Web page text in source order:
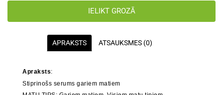
IELIKT GROZĀ
APRAKSTS ATSAUKSMES (0)
Apraksts:
Stiprinošs serums gariem matiem